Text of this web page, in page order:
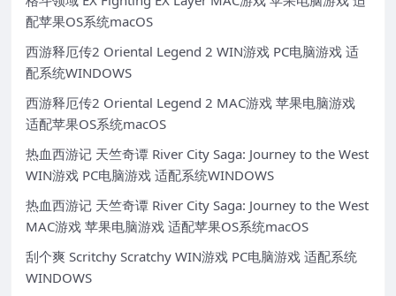
配苹果OS系统macOS
西游释厄传2 Oriental Legend 2 WIN游戏 PC电脑游戏 适
配系统WINDOWS
西游释厄传2 Oriental Legend 2 MAC游戏 苹果电脑游戏
适配苹果OS系统macOS
热血西游记 天竺奇谭 River City Saga: Journey to the West
WIN游戏 PC电脑游戏 适配系统WINDOWS
热血西游记 天竺奇谭 River City Saga: Journey to the West
MAC游戏 苹果电脑游戏 适配苹果OS系统macOS
刮个爽 Scritchy Scratchy WIN游戏 PC电脑游戏 适配系统
WINDOWS